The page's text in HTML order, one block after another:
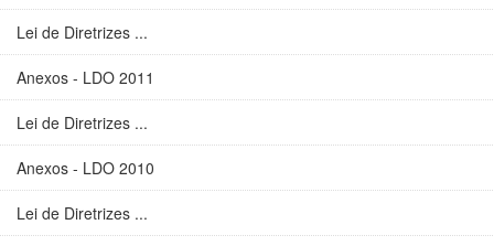
Lei de Diretrizes ...
Anexos - LDO 2011
Lei de Diretrizes ...
Anexos - LDO 2010
Lei de Diretrizes ...